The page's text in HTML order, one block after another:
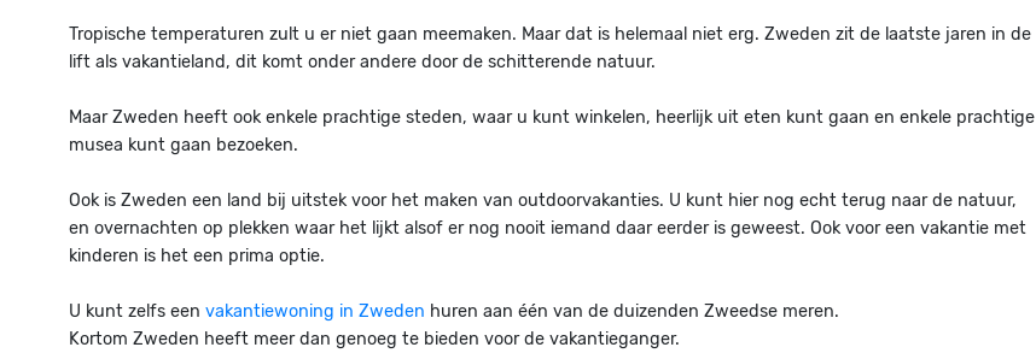
Tropische temperaturen zult u er niet gaan meemaken. Maar dat is helemaal niet erg. Zweden zit de laatste jaren in de
lift als vakantieland, dit komt onder andere door de schitterende natuur.
Maar Zweden heeft ook enkele prachtige steden, waar u kunt winkelen, heerlijk uit eten kunt gaan en enkele prachtige
musea kunt gaan bezoeken.
Ook is Zweden een land bij uitstek voor het maken van outdoorvakanties. U kunt hier nog echt terug naar de natuur,
en overnachten op plekken waar het lijkt alsof er nog nooit iemand daar eerder is geweest. Ook voor een vakantie met
kinderen is het een prima optie.
U kunt zelfs een vakantiewoning in Zweden huren aan één van de duizenden Zweedse meren.
Kortom Zweden heeft meer dan genoeg te bieden voor de vakantieganger.